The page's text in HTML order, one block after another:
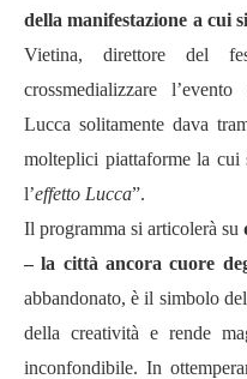
della manifestazione a cui
Vietina, direttore del
crossmedializzare
Lucca solitamente dava
molteplici piattaforme la cui
l’effetto Lucca”.
Il programma si articolerà su
– la città ancora cuore
abbandonato, è il simbolo
della creatività e rende
inconfondibile. In